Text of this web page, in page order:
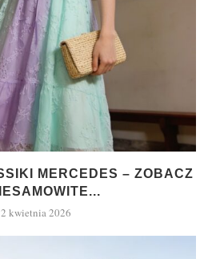
MERCEDES – ZOBACZ
kwietnia 2026